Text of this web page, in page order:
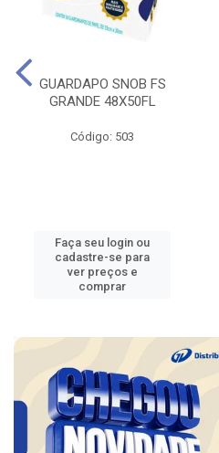
GUARDAPO SNOB FS
GRANDE 48X50FL
Código: 503
Faça seu login ou
cadastre-se para
ver preços e
comprar